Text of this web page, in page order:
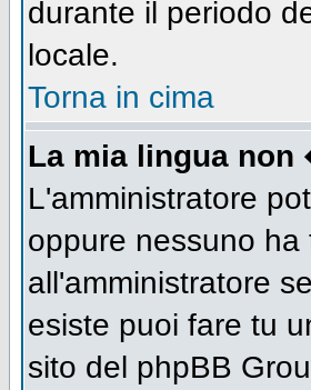
durante il periodo
locale.
Torna in cima
La mia lingua
L'amministratore
oppure nessuno
all'amministratore
esiste puoi fare tu
sito del phpBB